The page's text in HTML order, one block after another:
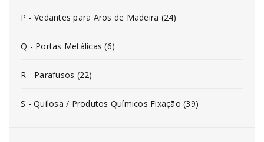
P - Vedantes para Aros de Madeira (24)
Q - Portas Metálicas (6)
R - Parafusos (22)
S - Quilosa / Produtos Químicos Fixação (39)